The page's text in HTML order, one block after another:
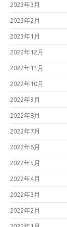
2023年3月
2023年2月
2023年1月
2022年12月
2022年11月
2022年10月
2022年9月
2022年8月
2022年7月
2022年6月
2022年5月
2022年4月
2022年3月
2022年2月